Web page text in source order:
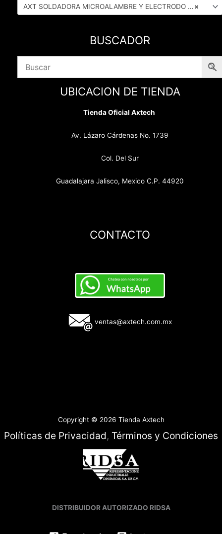
×
AXT SOLDADORA MICROALAMBRE Y ELECTRODO (8)
BUSCADOR
UBICACION DE TIENDA
Tienda Oficial Axtech
Av. Lázaro Cárdenas No. 1739
Col. Del Sur
Guadalajara Jalisco, Mexico C.P. 44920
CONTACTO
ventas@axtech.com.mx
Copyright © 2026 Tienda Axtech
Políticas de Privacidad, Términos y Condiciones
DISTRIBUIDOR AUTORIZADO RIDSA